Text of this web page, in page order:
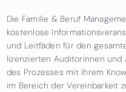
Die Familie & Beruf
kostenlose
und Leitfäden für den
lizenzierten Auditorinnen
des Prozesses mit ihrem
im Bereich der Vereinbarkeit